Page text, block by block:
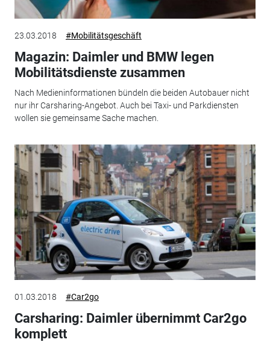
23.03.2018 #Mobilitätsgeschäft
Magazin: Daimler und BMW legen
Mobilitätsdienste zusammen
Nach Medieninformationen bündeln die beiden Autobauer nicht
nur ihr Carsharing-Angebot. Auch bei Taxi- und Parkdiensten
wollen sie gemeinsame Sache machen.
01.03.2018 #Car2go
Carsharing: Daimler übernimmt Car2go
komplett